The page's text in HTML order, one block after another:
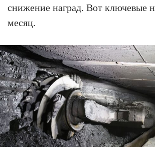
снижение наград. Вот ключевые
месяц.